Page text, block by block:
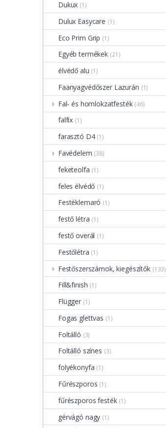
Dukux (1)
Dulux Easycare (1)
Eco Prim Grip (1)
Egyéb termékek (21)
élvédő alu (1)
Faanyagvédőszer Lazurán (1)
Fal- és homlokzatfesték (46)
falfix (1)
farasztó D4 (1)
Favédelem (38)
feketeolfa (1)
feles élvédő (1)
Festéklemaró (1)
festő létra (1)
festő overál (1)
Festőlétra (1)
Festőszerszámok, kiegészítők (133)
Fill&finish (1)
Flügger (1)
Fogas glettvas (1)
Foltálló (3)
Foltálló színes (3)
folyékonyfa (1)
Fűrészporos (1)
fűrészporos festék (1)
gérvágó nagy (1)